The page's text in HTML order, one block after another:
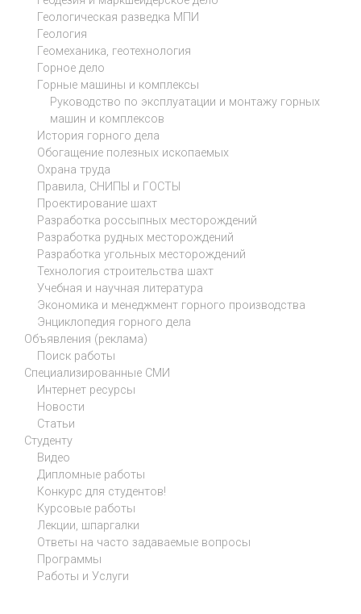
Геологическая разведка МПИ
Геология
Геомеханика, геотехнология
Горное дело
Горные машины и комплексы
Руководство по эксплуатации и монтажу горных
машин и комплексов
История горного дела
Обогащение полезных ископаемых
Охрана труда
Правила, СНИПЫ и ГОСТЫ
Проектирование шахт
Разработка россыпных месторождений
Разработка рудных месторождений
Разработка угольных месторождений
Технология строительства шахт
Учебная и научная литература
Экономика и менеджмент горного производства
Энциклопедия горного дела
Объявления (реклама)
Поиск работы
Специализированные СМИ
Интернет ресурсы
Новости
Статьи
Студенту
Видео
Дипломные работы
Конкурс для студентов!
Курсовые работы
Лекции, шпаргалки
Ответы на часто задаваемые вопросы
Программы
Работы и Услуги